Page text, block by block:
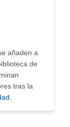
añaden a
de
tras la
.